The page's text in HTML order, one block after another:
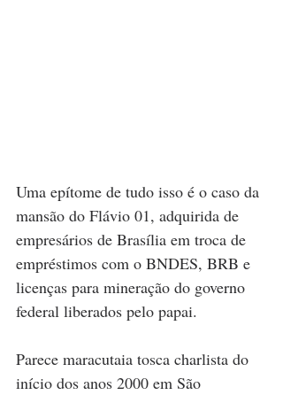
Uma epítome de tudo isso é o caso da
mansão do Flávio 01, adquirida de
empresários de Brasília em troca de
empréstimos com o BNDES, BRB e
licenças para mineração do governo
federal liberados pelo papai.
Parece maracutaia tosca charlista do
início dos anos 2000 em São